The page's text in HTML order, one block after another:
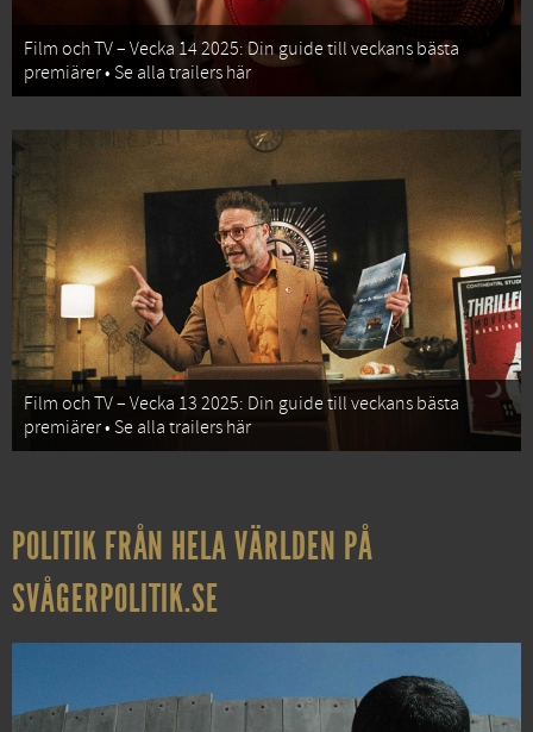
Film och TV – Vecka 14 2025: Din guide till veckans bästa
premiärer • Se alla trailers här
Film och TV – Vecka 13 2025: Din guide till veckans bästa
premiärer • Se alla trailers här
POLITIK FRÅN HELA VÄRLDEN PÅ
SVÅGERPOLITIK.SE